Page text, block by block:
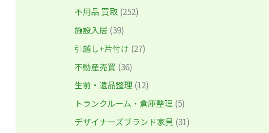
不用品 買取 (252)
施設入居 (39)
引越し+片付け (27)
不動産売買 (36)
生前・遺品整理 (12)
トランクルーム・倉庫整理 (5)
デザイナーズブランド家具 (31)